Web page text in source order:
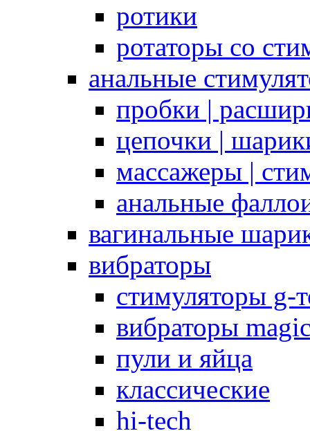
ротики
ротаторы со
анальные
пробки |
цепочки |
массажеры |
анальные
вагинальные
вибраторы
стимуляторы g-
вибраторы
пули и яйца
классические
hi-tech